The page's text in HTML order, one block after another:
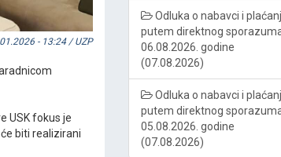
- 13:24 / UZP
USK fokus je
biti realizirani
Odluka o nabavci i
putem direktnog
06.08.2026. godine
(07.08.2026)
Odluka o nabavci i
putem direktnog
05.08.2026. godine
(07.08.2026)